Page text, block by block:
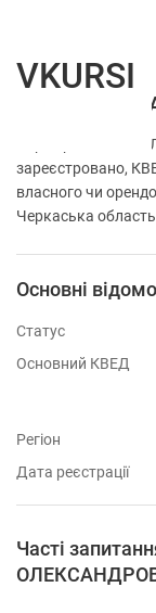
ФОП
Перевірка ФОП
зареєстровано,
власного чи
Черкаська
Основні
Статус
Основний КВЕД
Регіон
Дата реєстрації
Часті
VKURSI